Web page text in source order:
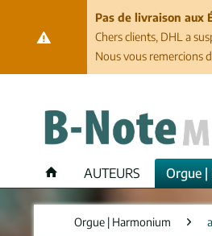
Pas de livraison aux
Chers clients, DHL a
Nous vous remercions
AUTEURS Orgue
Orgue | Harmonium